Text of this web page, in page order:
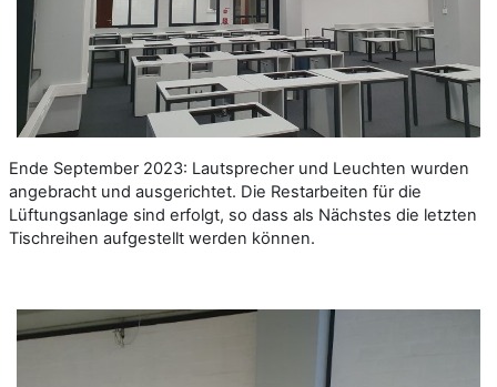
Ende September 2023: Lautsprecher und Leuchten wurden
angebracht und ausgerichtet. Die Restarbeiten für die
Lüftungsanlage sind erfolgt, so dass als Nächstes die letzten
Tischreihen aufgestellt werden können.